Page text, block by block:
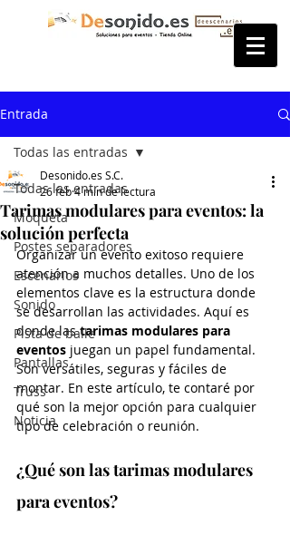
Entrada
Todas las entradas
Moqueta
Postes separadores
Escenarios
Sonido
Pista de baile
Pantallas
Truss
Noticia
Todas las entradas
Tarimas modulares para eventos: la
solución perfecta
Desonido.es S.C.
26 feb4 min de lectura
Organizar un evento exitoso requiere
atención a muchos detalles. Uno de los
elementos clave es la estructura donde
se desarrollan las actividades. Aquí es
donde las tarimas modulares para
eventos juegan un papel fundamental.
Son versátiles, seguras y fáciles de
montar. En este artículo, te contaré por
qué son la mejor opción para cualquier
tipo de celebración o reunión.
¿Qué son las tarimas modulares
para eventos?